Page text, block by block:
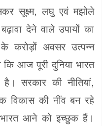
सूक्ष्म, लघु एवं मझोले
देने वाले उपायों का
करोड़ों अवसर उत्पन्न
कि आज पूरी दुनिया भारत
सरकार की नीतियां,
विकास की नींव बन रहे
आने को इच्छुक हैं।